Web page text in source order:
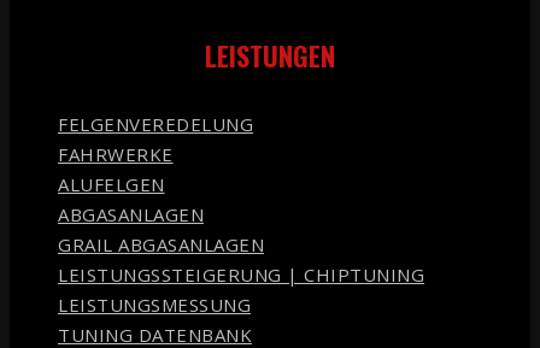
LEISTUNGEN
FELGENVEREDELUNG
FAHRWERKE
ALUFELGEN
ABGASANLAGEN
GRAIL ABGASANLAGEN
LEISTUNGSSTEIGERUNG | CHIPTUNING
LEISTUNGSMESSUNG
TUNING DATENBANK